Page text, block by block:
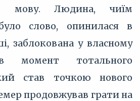
мову. Людина, чиїм
слово, опинилася в
заблокована у власному
момент тотального
став точкою нового
продовжував грати на